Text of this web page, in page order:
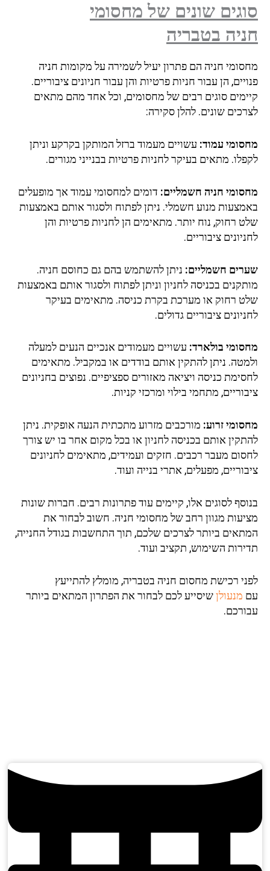
שונים של מחסומי
בטבריה
חניה הם פתרון יעיל לשמירה על מקומות חניה
הן עבור חניות פרטיות והן עבור חניונים ציבוריים.
סוגים רבים של מחסומים, וכל אחד מהם מתאים
שונים. להלן סקירה:
עמוד:עשויים מעמוד ברזל המותקן בקרקע וניתן
מתאים בעיקר לחניות פרטיות בבנייני מגורים.
חניה חשמליים:דומים למחסומי עמוד אך מופעלים
מנוע חשמלי. ניתן לפתוח ולסגור אותם באמצעות
רחוק, נוח יותר. מתאימים הן לחניות פרטיות והן
ציבוריים.
חשמליים:ניתן להשתמש בהם גם כחוסם חניה.
בכניסה לחניון וניתן לפתוח ולסגור אותם באמצעות
רחוק או מערכת בקרת כניסה. מתאימים בעיקר
ציבוריים גדולים.
בולארד:עשויים מעמודים אנכיים הנעים למעלה
ניתן להתקין אותם בודדים או במקביל. מתאימים
כניסה ויציאה מאזורים ספציפיים. נפוצים בחניונים
מתחמי בילוי ומרכזי קניות.
זרוע:מורכבים מזרוע מתכתית הנעה אופקית. ניתן
אותם בכניסה לחניון או בכל מקום אחר בו יש צורך
מעבר רכבים. חזקים ועמידים, מתאימים לחניונים
מפעלים, אתרי בנייה ועוד.
לסוגים אלו, קיימים עוד פתרונות רבים. חברות שונות
מגוון רחב של מחסומי חניה. חשוב לבחור את
ביותר לצרכים שלכם, תוך התחשבות בגודל החנייה,
השימוש, תקציב ועוד.
רכישת מחסום חניה בטבריה, מומלץ להתייעץ
מנעולןשיסייע לכם לבחור את הפתרון המתאים ביותר